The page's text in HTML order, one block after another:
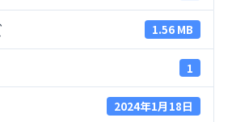
1.56 MB
1
2024年1月18日